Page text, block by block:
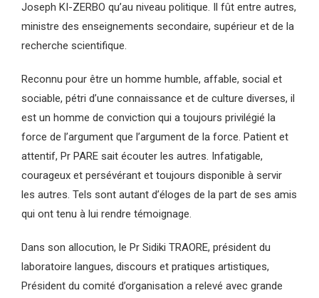
Joseph KI-ZERBO qu’au niveau politique. Il fût entre autres,
ministre des enseignements secondaire, supérieur et de la
recherche scientifique.
Reconnu pour être un homme humble, affable, social et
sociable, pétri d’une connaissance et de culture diverses, il
est un homme de conviction qui a toujours privilégié la
force de l’argument que l’argument de la force. Patient et
attentif, Pr PARE sait écouter les autres. Infatigable,
courageux et persévérant et toujours disponible à servir
les autres. Tels sont autant d’éloges de la part de ses amis
qui ont tenu à lui rendre témoignage.
Dans son allocution, le Pr Sidiki TRAORE, président du
laboratoire langues, discours et pratiques artistiques,
Président du comité d’organisation a relevé avec grande